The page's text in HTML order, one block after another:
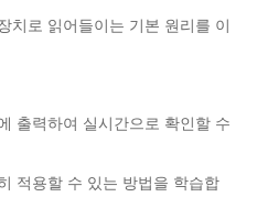
치로 읽어들이는 기본 원리를 이
출력하여 실시간으로 확인할 수
적용할 수 있는 방법을 학습합